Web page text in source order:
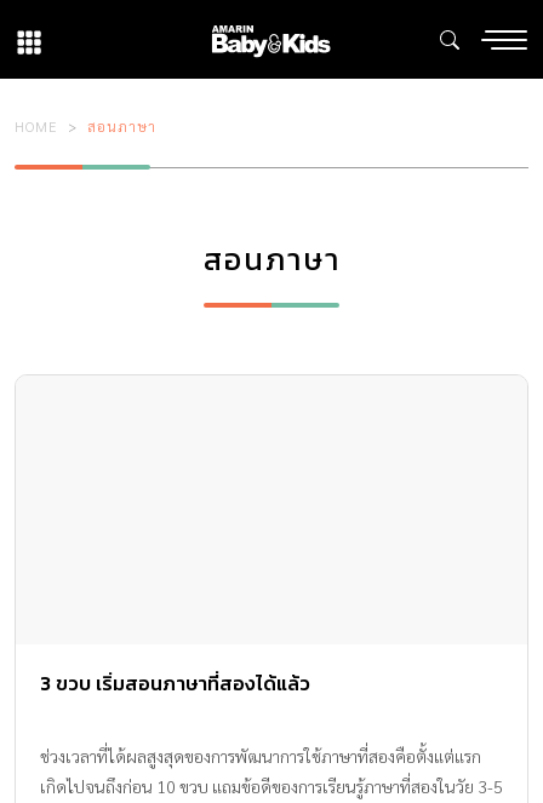
HOME สอนภาษา
สอนภาษา
3 ขวบ เริ่มสอนภาษาที่สองได้แล้ว
ช่วงเวลาที่ได้ผลสูงสุดของการพัฒนาการใช้ภาษาที่สองคือตั้งแต่แรก
เกิดไปจนถึงก่อน 10 ขวบ แถมข้อดีของการเรียนรู้ภาษาที่สองในวัย 3-5